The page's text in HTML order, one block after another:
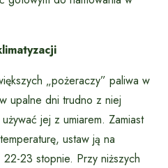
„pożeraczy” paliwa w
upalne dni trudno z niej
jej z umiarem. Zamiast
ustaw ją na
23 stopnie. Przy niższych